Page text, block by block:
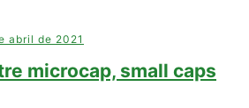
abril de 2021
microcap, small caps